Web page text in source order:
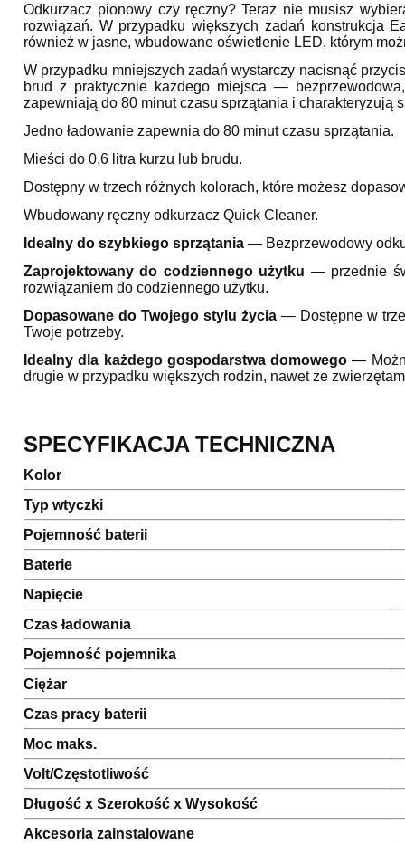
Odkurzacz pionowy czy ręczny? Teraz nie musisz
rozwiązań. W przypadku większych zadań konstrukcja
również w jasne, wbudowane oświetlenie LED, którym
W przypadku mniejszych zadań wystarczy nacisnąć
brud z praktycznie każdego miejsca —
zapewniają do 80 minut czasu sprzątania i charakteryzują
Jedno ładowanie zapewnia do 80 minut czasu sprzątania.
Mieści do 0,6 litra kurzu lub brudu.
Dostępny w trzech różnych kolorach, które możesz
Wbudowany ręczny odkurzacz Quick Cleaner.
Idealny do szybkiego sprzątania — Bezprzewodowy
Zaprojektowany do codziennego użytku — przednie
rozwiązaniem do codziennego użytku.
Dopasowane do Twojego stylu życia— Dostępne w
Twoje potrzeby.
Idealny dla każdego gospodarstwa domowego —
drugie w przypadku większych rodzin, nawet ze
SPECYFIKACJA TECHNICZNA
Kolor
Typ wtyczki
Pojemność baterii
Baterie
Napięcie
Czas ładowania
Pojemność pojemnika
Ciężar
Czas pracy baterii
Moc maks.
Volt/Częstotliwość
Długość x Szerokość x Wysokość
Akcesoria zainstalowane